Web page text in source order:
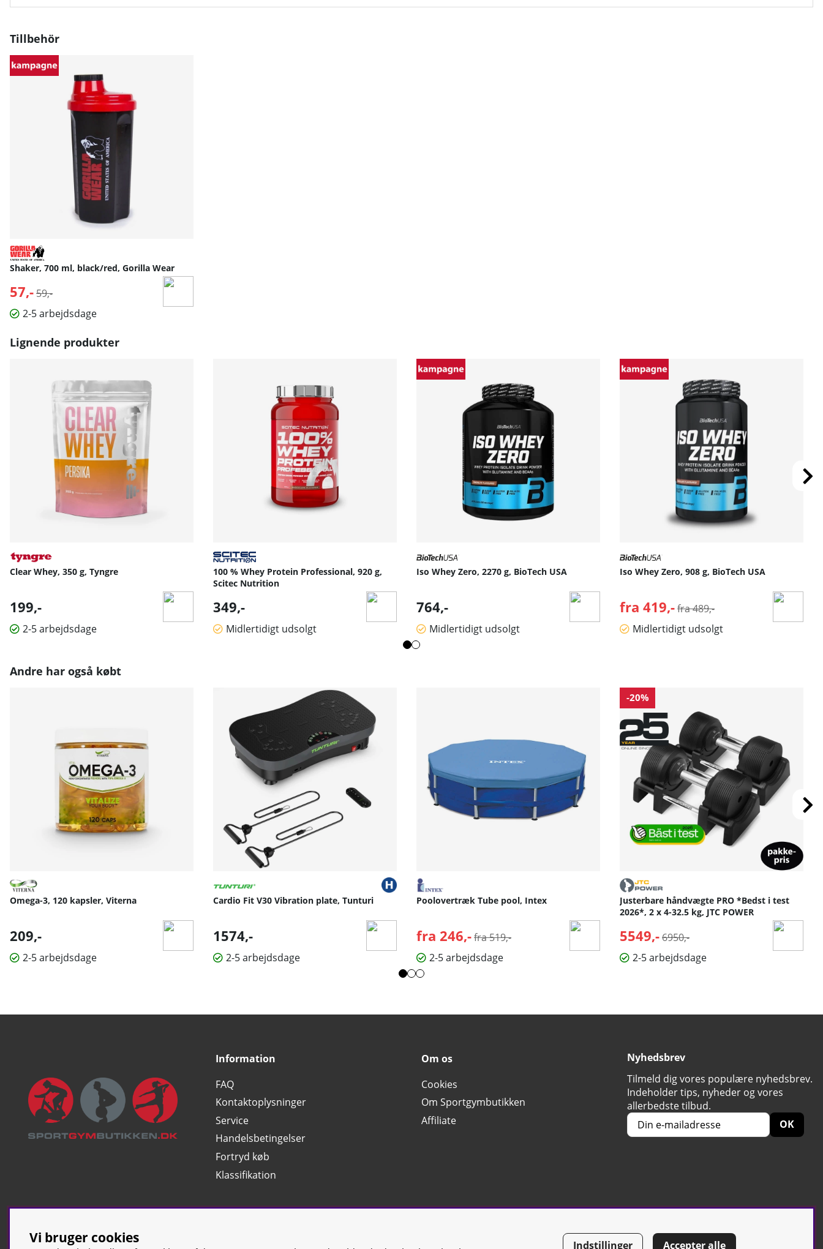
Tillbehör
Shaker, 700 ml, black/red, Gorilla Wear
57,- Normalpris:
59,-
2-5 arbejdsdage
Lignende produkter
Clear Whey, 350 g, Tyngre
199,-
2-5 arbejdsdage
100 % Whey Protein Professional, 920 g,
Scitec Nutrition
349,-
Midlertidigt udsolgt
Iso Whey Zero, 2270 g, BioTech USA
764,-
Midlertidigt udsolgt
Iso Whey Zero, 908 g, BioTech USA
fra 419,-Normalpris:
fra 489,-
Midlertidigt udsolgt
Andre har også købt
Omega-3, 120 kapsler, Viterna
209,-
2-5 arbejdsdage
Cardio Fit V30 Vibration plate, Tunturi
1574,-
2-5 arbejdsdage
Poolovertræk Tube pool, Intex
fra 246,-Normalpris:
fra 519,-
2-5 arbejdsdage
-20%
Justerbare håndvægte PRO *Bedst i test
2026*, 2 x 4-32.5 kg, JTC POWER
5549,- Normalpris:
6950,-
2-5 arbejdsdage
Information
FAQ
Kontaktoplysninger
Service
Handelsbetingelser
Fortryd køb
Klassifikation
Om os
Cookies
Om Sportgymbutikken
Affiliate
Nyhedsbrev
Tilmeld dig vores populære nyhedsbrev.
Indeholder tips, nyheder og vores
allerbedste tilbud.
OK
Vi bruger cookies Indstillinger Accepter alle